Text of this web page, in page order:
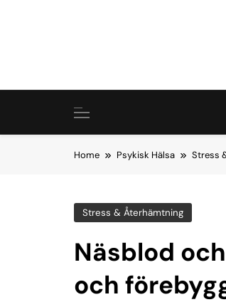
Home Psykisk Hälsa Stress
Stress & Återhämtning
Näsblod
och